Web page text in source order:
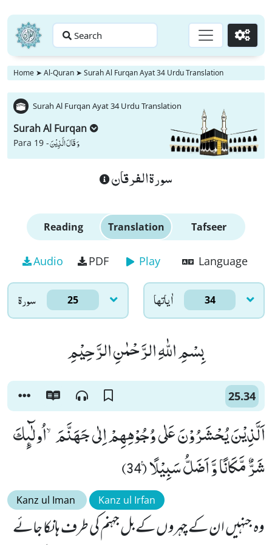
Search Go
Home ➤ Al-Quran ➤ Surah Al Furqan Ayat 34 Urdu Translation
Surah Al Furqan Ayat 34 Urdu Translation
Surah Al Furqan
Para 19 -وَ قَالَ الَّذِیْنَ
سورة الفرقان
Reading Translation Tafseer
Audio PDF Play Language
سورۃ 25 اٰياتها 34
بِسْمِ اللّٰهِ الرَّحْمٰنِ الرَّحِیْمِ
25.34
اَلَّذِیْنَ یُحْشَرُوْنَ عَلٰى وُجُوْهِهِمْ اِلٰى جَهَنَّمَۙ-اُولٰٓىٕكَ
شَرٌّ مَّكَانًا وَّ اَضَلُّ سَبِیْلًا۠ (34)
Kanz ul Iman Kanz ul Irfan
وہ جنہیں ان کے چہروں کے بل جہنم کی طرف ہانکا جائے